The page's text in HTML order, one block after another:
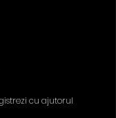
cu ajutorul